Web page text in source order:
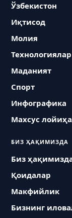
Ўзбекистон
Иқтисод
Молия
Технологиялар
Маданият
Спорт
Инфографика
Махсус
БИЗ ҲАҚИМИЗДА
Биз
Қоидалар
Макфийлик
Бизнинг